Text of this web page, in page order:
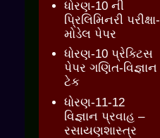
ધોરણ-10 ની
પ્રિલિમિનરી પરીક્ષા-
મોડેલ પેપર
ધોરણ-10 પ્રેક્ટિસ
પેપર ગણિત-વિજ્ઞાન
ટેક
ધોરણ-11-12
વિજ્ઞાન પ્રવાહ –
રસાયણશાસ્ત્ર